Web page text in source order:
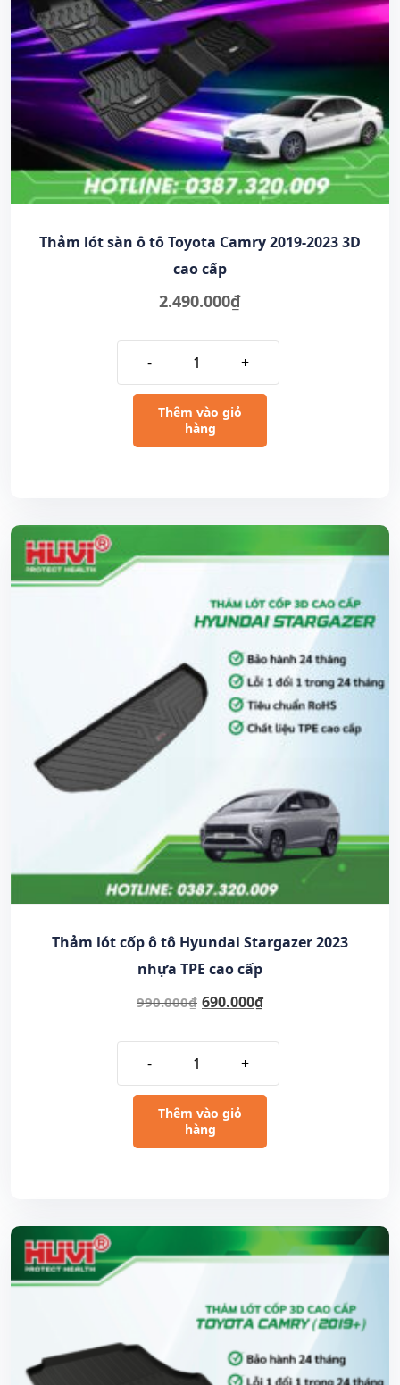
Thảm lót sàn ô tô Toyota Camry 2019-2023 3D
cao cấp
2.490.000₫
- +
Thêm vào giỏ
hàng
Thảm lót cốp ô tô Hyundai Stargazer 2023
nhựa TPE cao cấp
990.000₫ 690.000₫
- +
Thêm vào giỏ
hàng